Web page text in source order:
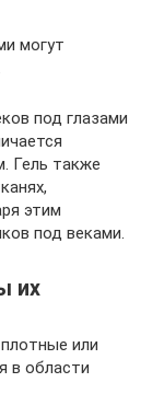
могут
под глазами
Гель также
этим
под веками.
их
или
в области